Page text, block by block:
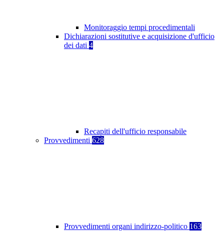
Monitoraggio tempi procedimentali
Dichiarazioni sostitutive e acquisizione d'ufficio
dei dati 4
Recapiti dell'ufficio responsabile
Provvedimenti 628
Provvedimenti organi indirizzo-politico 163